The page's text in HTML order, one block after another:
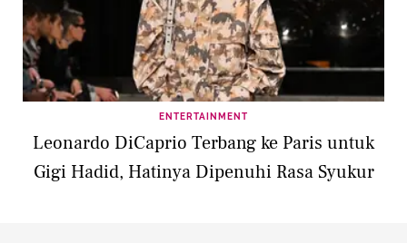
ENTERTAINMENT
Leonardo DiCaprio Terbang ke Paris untuk
Gigi Hadid, Hatinya Dipenuhi Rasa Syukur